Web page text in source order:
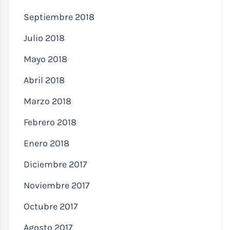
Septiembre 2018
Julio 2018
Mayo 2018
Abril 2018
Marzo 2018
Febrero 2018
Enero 2018
Diciembre 2017
Noviembre 2017
Octubre 2017
Agosto 2017